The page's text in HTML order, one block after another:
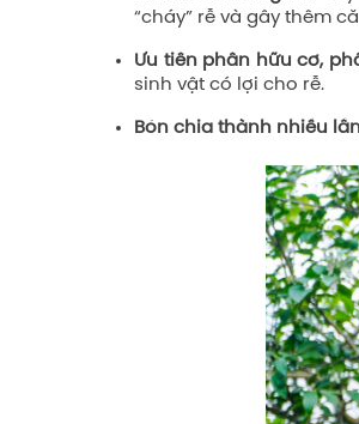
“cháy” rễ và gây thêm
Ưu tiên phân hữu cơ,
sinh vật có lợi cho rễ.
Bón chia thành nhiều